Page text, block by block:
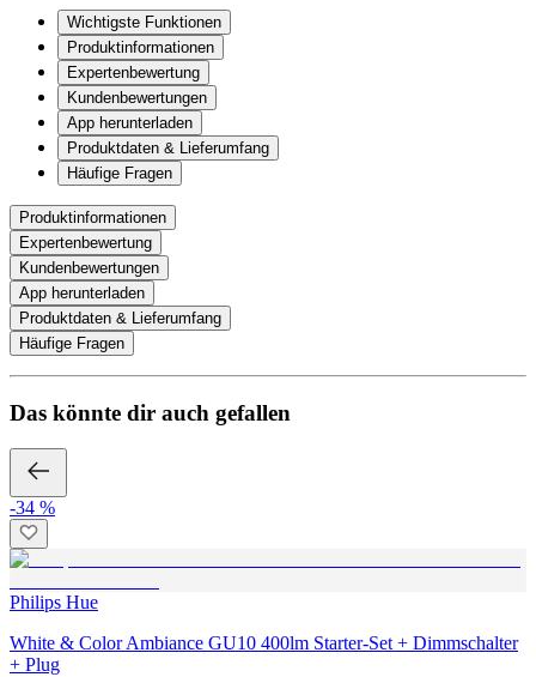
Wichtigste Funktionen
Produktinformationen
Expertenbewertung
Kundenbewertungen
App herunterladen
Produktdaten & Lieferumfang
Häufige Fragen
Produktinformationen
Expertenbewertung
Kundenbewertungen
App herunterladen
Produktdaten & Lieferumfang
Häufige Fragen
Das könnte dir auch gefallen
-34 %
Philips Hue
White & Color Ambiance GU10 400lm Starter-Set + Dimmschalter
+ Plug